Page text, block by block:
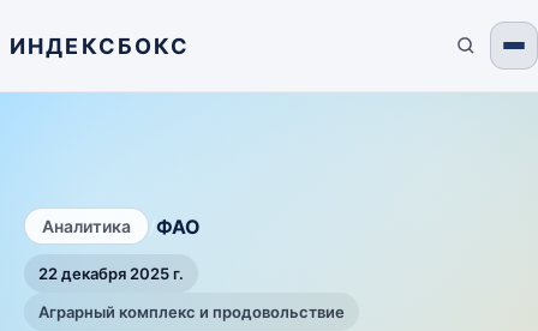
ИНДЕКСБОКС
Аналитика ФАО
22 декабря 2025 г.
Аграрный комплекс и продовольствие